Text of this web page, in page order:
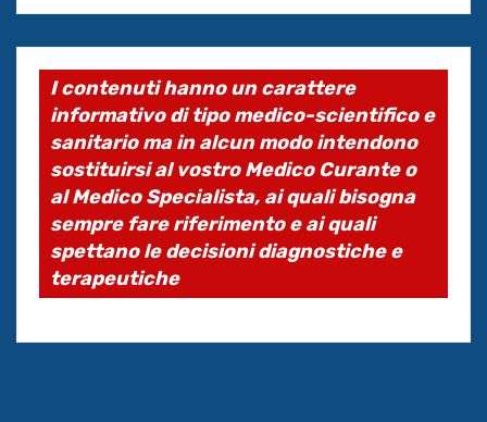
I contenuti hanno un carattere
informativo di tipo medico-scientifico e
sanitario ma in alcun modo intendono
sostituirsi al vostro Medico Curante o
al Medico Specialista, ai quali bisogna
sempre fare riferimento e ai quali
spettano le decisioni diagnostiche e
terapeutiche